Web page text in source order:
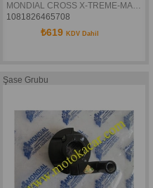
KAPAĞI ORJİNAL
MONDIAL CROSS X-TREME-MAX SAG SIYAH ÖN AMORTISÖR DEKORATIF KAPAK ORJINAL
1081826465708
₺619 KDV Dahil
Şase Grubu